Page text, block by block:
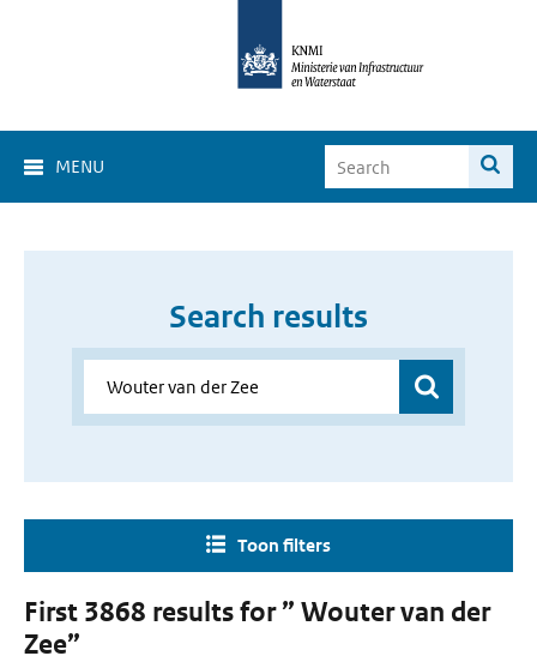
MENU
Search results
Toon filters
First 3868 results for ” Wouter van der
Zee”